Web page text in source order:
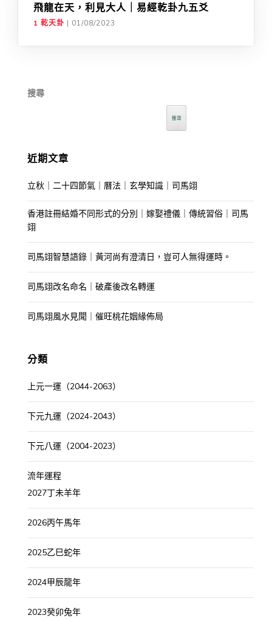
飛龍在天，利見大人｜易經乾卦九五爻
1 乾天卦 | 01/08/2023
搜尋
搜尋
近期文章
立秋｜二十四節氣｜曆法｜玄學知識｜司馬翊
香港註冊結婚不同形式的分別｜嫁娶禮儀｜傳統習俗｜司馬
翊
司馬翊智慧語錄｜黃河尚有澄清日，豈可人無得運時。
司馬翊改名命名｜破產後改名轉運
司馬翊風水見聞｜催旺桃花姻緣佈局
分類
上元一運（2044-2063）
下元九運（2024-2043）
下元八運（2004-2023）
流年運程
2027丁未羊年
2026丙午馬年
2025乙巳蛇年
2024甲辰龍年
2023癸卯兔年